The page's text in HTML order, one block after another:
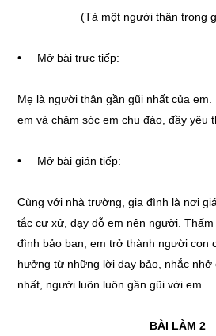
(Tả một người thân trong
• Mở bài trực tiếp:
Mẹ là người thân gần gũi nhất của em.
em và chăm sóc em chu đáo, đầy yêu
• Mở bài gián tiếp:
Cùng với nhà trường, gia đình là nơi
tắc cư xử, dạy dỗ em nên người.
đình bảo ban, em trở thành người con
hưởng từ những lời dạy bảo, nhắc nhở
nhất, người luôn luôn gần gũi với em.
BÀI LÀM 2